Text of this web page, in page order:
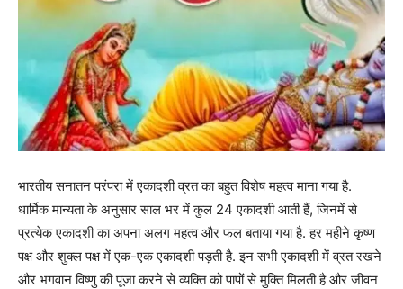
भारतीय सनातन परंपरा में एकादशी व्रत का बहुत विशेष महत्व माना गया है.
धार्मिक मान्यता के अनुसार साल भर में कुल 24 एकादशी आती हैं, जिनमें से
प्रत्येक एकादशी का अपना अलग महत्व और फल बताया गया है. हर महीने कृष्ण
पक्ष और शुक्ल पक्ष में एक-एक एकादशी पड़ती है. इन सभी एकादशी में व्रत रखने
और भगवान विष्णु की पूजा करने से व्यक्ति को पापों से मुक्ति मिलती है और जीवन